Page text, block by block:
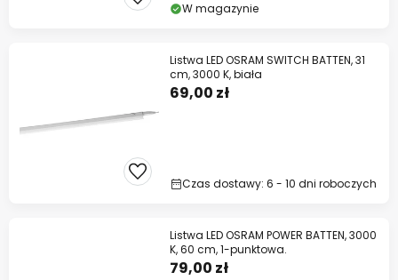
W magazynie
Listwa LED OSRAM SWITCH BATTEN, 31
cm, 3000 K, biała
69,00 zł
Czas dostawy: 6 - 10 dni roboczych
Listwa LED OSRAM POWER BATTEN, 3000
K, 60 cm, 1-punktowa.
79,00 zł